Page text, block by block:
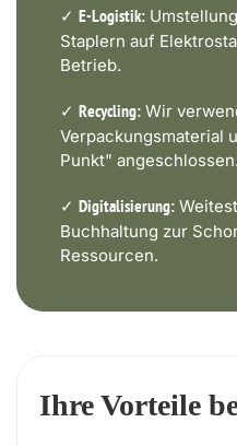
✓ E-Logistik:
Staplern auf
Betrieb.
✓ Recycling: Wir
Verpackungsmaterial
Punkt" angeschlossen.
✓ Digitalisierung:
Buchhaltung zur
Ressourcen.
Ihre Vorteile